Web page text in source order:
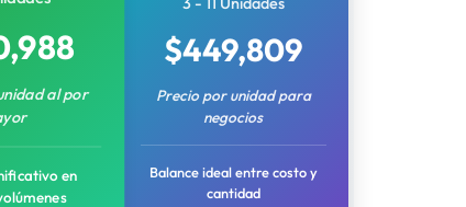
al por
en
$449,809
Precio por unidad para
negocios
Balance ideal entre costo y
cantidad